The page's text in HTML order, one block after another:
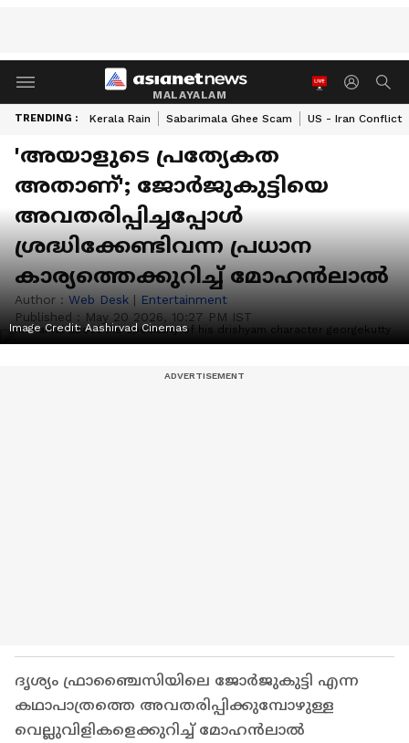
MALAYALAM
TRENDING : Kerala Rain Sabarimala Ghee Scam US - Iran Conflict
'അയാളുടെ പ്രത്യേകത
അതാണ്'; ജോര്‍ജുകുട്ടിയെ
അവതരിപ്പിച്ചപ്പോള്‍
ശ്രദ്ധിക്കേണ്ടിവന്ന പ്രധാന
കാര്യത്തെക്കുറിച്ച് മോഹന്‍ലാല്‍
Author : Web Desk | Entertainment
Published : May 20 2026, 10:27 PM IST
Image Credit:Aashirvad Cinemas
ദൃശ്യം ഫ്രാഞ്ചൈസിയിലെ ജോര്‍ജുകുട്ടി എന്ന
കഥാപാത്രത്തെ അവതരിപ്പിക്കുമ്പോഴുള്ള
വെല്ലുവിളികളെക്കുറിച്ച് മോഹന്‍ലാല്‍